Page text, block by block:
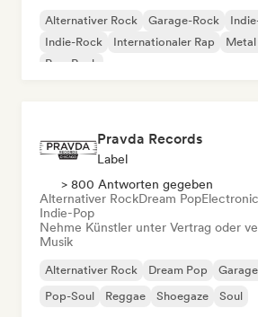
Alternativer Rock Garage-Rock
Indie-Rock
Internationaler Rap
Pop-Rock
Pravda Records
Label
> 800 Antworten gegeben
Alternativer RockDream Pop
Indie-Pop
Nehme Künstler unter Vertrag oder
Musik
Alternativer Rock Dream Pop
Pop-Soul
Reggae Shoegaze Soul